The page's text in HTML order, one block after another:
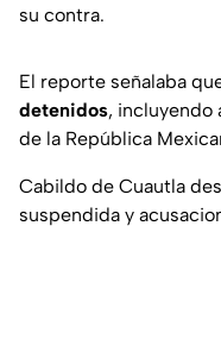
su contra.
El reporte señalaba
detenidos, incluyendo
de la República
Cabildo de Cuautla
suspendida y